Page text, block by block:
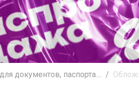
документов, паспорта....